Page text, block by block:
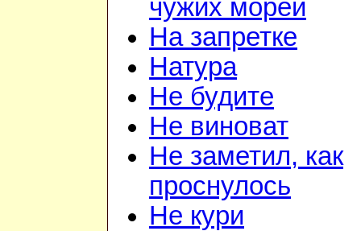
чужих морей
На запретке
Натура
Не будите
Не виноват
Не заметил, как
проснулось
Не кури